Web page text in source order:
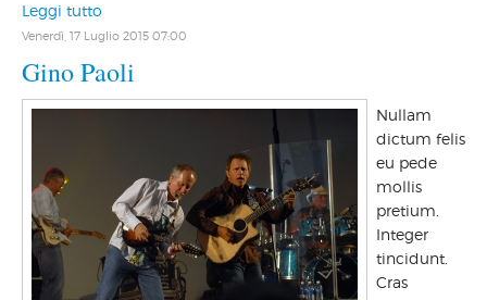
Leggi tutto
Venerdì, 17 Luglio 2015 07:00
Gino Paoli
Nullam
dictum felis
eu pede
mollis
pretium.
Integer
tincidunt.
Cras